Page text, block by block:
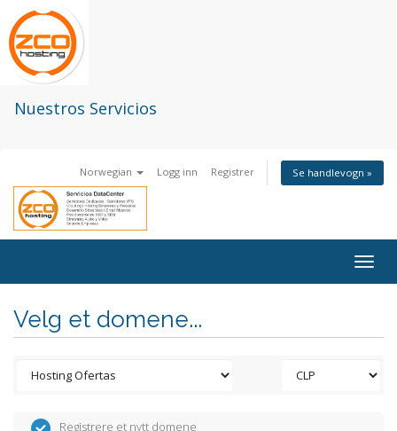
Nuestros Servicios
Norwegian Logg inn Registrer Se handlevogn »
Velg et domene...
Registrere et nytt domene